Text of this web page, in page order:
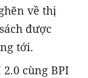
về thị
được
tới.
cùng BPI